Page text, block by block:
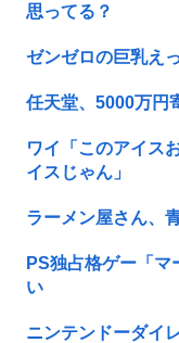
思ってる？
ゼンゼロの巨乳え
任天堂、5000万円
ワイ「このアイス
イスじゃん」
ラーメン屋さん、
PS独占格ゲー「
い
ニンテンドーダイ